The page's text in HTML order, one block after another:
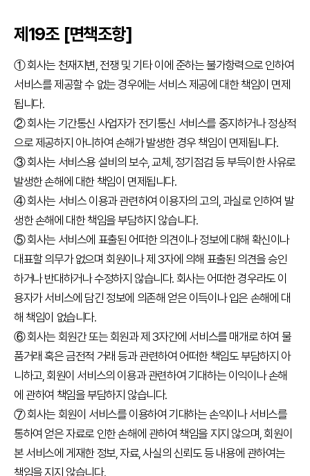
제19조 [면책조항]
① 회사는 천재지변, 전쟁 및 기타 이에 준하는 불가항력으로 인하여
서비스를 제공할 수 없는 경우에는 서비스 제공에 대한 책임이 면제
됩니다.
② 회사는 기간통신 사업자가 전기통신 서비스를 중지하거나 정상적
으로 제공하지 아니하여 손해가 발생한 경우 책임이 면제됩니다.
③ 회사는 서비스용 설비의 보수, 교체, 정기점검 등 부득이한 사유로
발생한 손해에 대한 책임이 면제됩니다.
④ 회사는 서비스 이용과 관련하여 이용자의 고의, 과실로 인하여 발
생한 손해에 대한 책임을 부담하지 않습니다.
⑤ 회사는 서비스에 표출된 어떠한 의견이나 정보에 대해 확신이나
대표할 의무가 없으며 회원이나 제 3자에 의해 표출된 의견을 승인
하거나 반대하거나 수정하지 않습니다. 회사는 어떠한 경우라도 이
용자가 서비스에 담긴 정보에 의존해 얻은 이득이나 입은 손해에 대
해 책임이 없습니다.
⑥ 회사는 회원간 또는 회원과 제 3자간에 서비스를 매개로 하여 물
품거래 혹은 금전적 거래 등과 관련하여 어떠한 책임도 부담하지 아
니하고, 회원이 서비스의 이용과 관련하여 기대하는 이익이나 손해
에 관하여 책임을 부담하지 않습니다.
⑦ 회사는 회원이 서비스를 이용하여 기대하는 손익이나 서비스를
통하여 얻은 자료로 인한 손해에 관하여 책임을 지지 않으며, 회원이
본 서비스에 게재한 정보, 자료, 사실의 신뢰도 등 내용에 관하여는
책임을 지지 않습니다.